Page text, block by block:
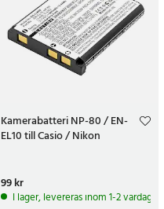
Kamerabatteri NP-80 / EN-
EL10 till Casio / Nikon
Pris:
99 kr
I lager, levereras inom 1-2 vardagar